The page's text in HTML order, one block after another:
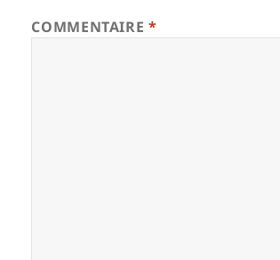
COMMENTAIRE*